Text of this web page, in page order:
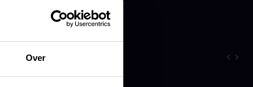
Over